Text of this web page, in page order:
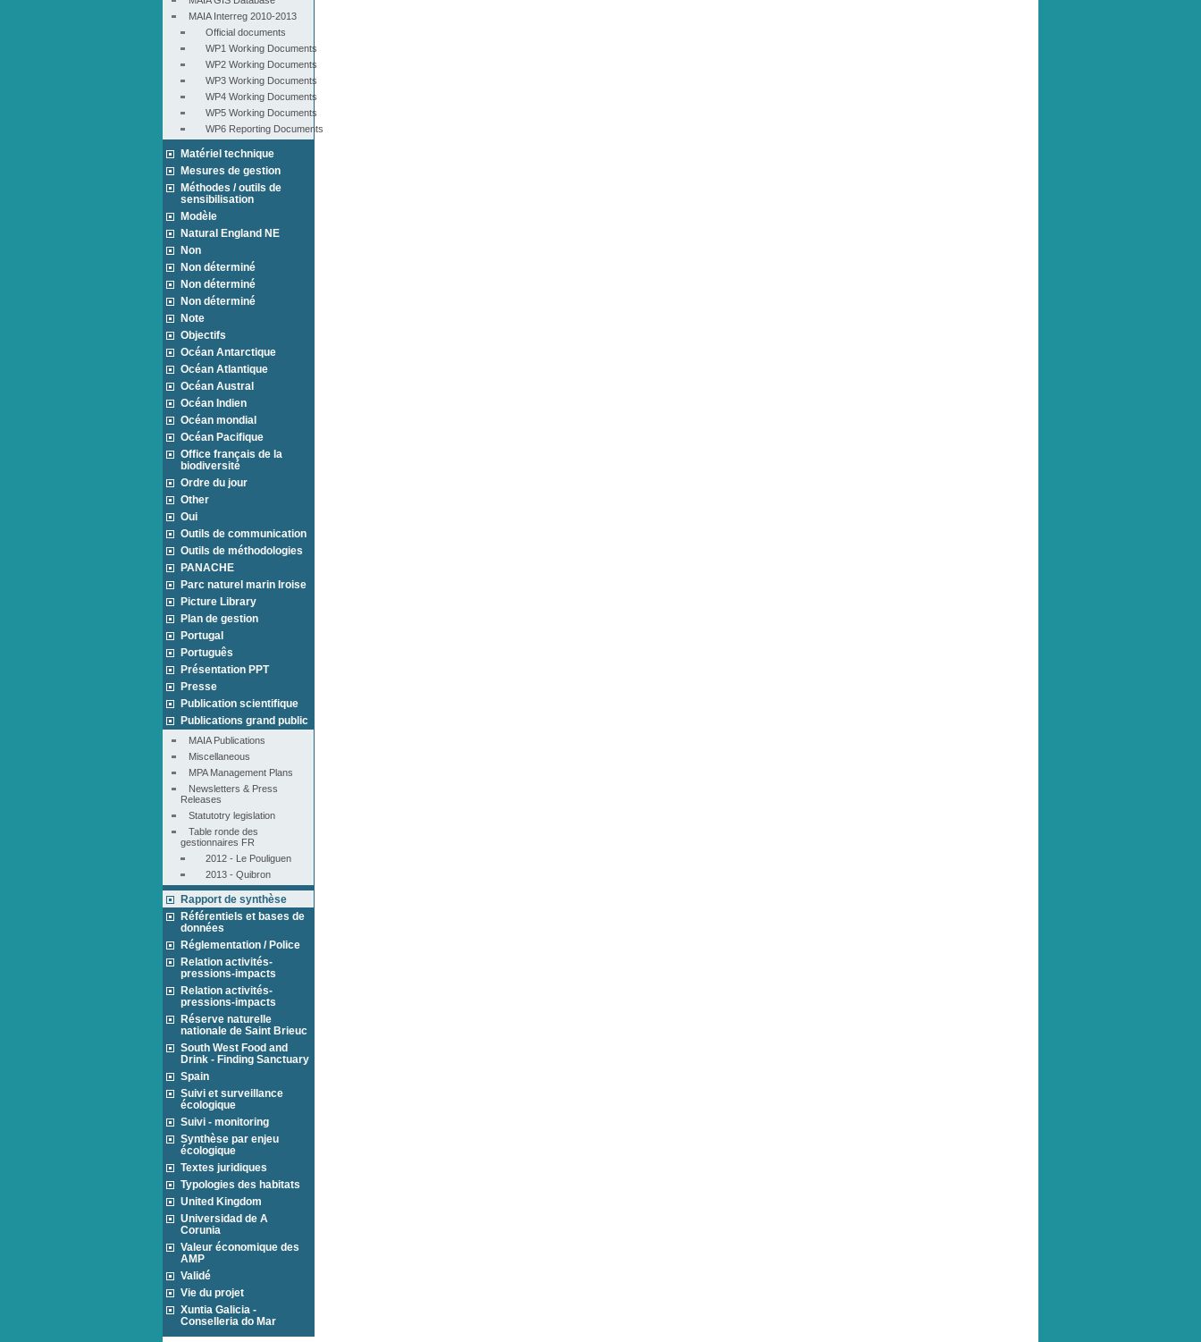
MAIA Interreg 2010-2013
Official documents
WP1 Working Documents
WP2 Working Documents
WP3 Working Documents
WP4 Working Documents
WP5 Working Documents
WP6 Reporting Documents
Matériel technique
Mesures de gestion
Méthodes / outils de
sensibilisation
Modèle
Natural England NE
Non
Non déterminé
Non déterminé
Non déterminé
Note
Objectifs
Océan Antarctique
Océan Atlantique
Océan Austral
Océan Indien
Océan mondial
Océan Pacifique
Office français de la
biodiversité
Ordre du jour
Other
Oui
Outils de communication
Outils de méthodologies
PANACHE
Parc naturel marin Iroise
Picture Library
Plan de gestion
Portugal
Português
Présentation PPT
Presse
Publication scientifique
Publications grand public
MAIA Publications
Miscellaneous
MPA Management Plans
Newsletters & Press
Releases
Statutotry legislation
Table ronde des
gestionnaires FR
2012 - Le Pouliguen
2013 - Quibron
Rapport de synthèse
Référentiels et bases de
données
Réglementation / Police
Relation activités-
pressions-impacts
Relation activités-
pressions-impacts
Réserve naturelle
nationale de Saint Brieuc
South West Food and
Drink - Finding Sanctuary
Spain
Suivi et surveillance
écologique
Suivi - monitoring
Synthèse par enjeu
écologique
Textes juridiques
Typologies des habitats
United Kingdom
Universidad de A
Corunia
Valeur économique des
AMP
Validé
Vie du projet
Xuntia Galicia -
Conselleria do Mar